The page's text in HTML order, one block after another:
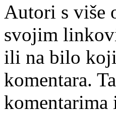
Autori s više
svojim
ili na bilo
komentara.
komentarima